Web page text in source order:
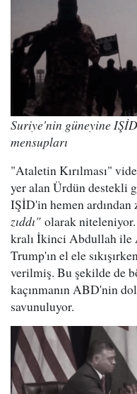
Suriye'nin güneyine
mensupları
"Ataletin Kırılması"
yer alan Ürdün destekli
IŞİD'in hemen
zıddı" olarak
kralı İkinci Abdullah ile
Trump'ın el ele
verilmiş. Bu şekilde de
kaçınmanın ABD'nin
savunuluyor.